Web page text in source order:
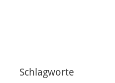
Schlagworte